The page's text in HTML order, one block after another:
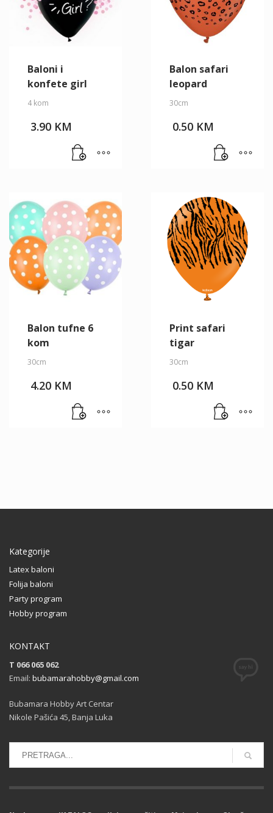
Baloni i
konfete girl
4 kom
3.90 KM
Balon safari
leopard
30cm
0.50 KM
Balon tufne 6
kom
30cm
4.20 KM
Print safari
tigar
30cm
0.50 KM
Kategorije
Latex baloni
Folija baloni
Party program
Hobby program
KONTAKT
T 066 065 062
Email: bubamarahobby@gmail.com
Bubamara Hobby Art Centar
Nikole Pašića 45, Banja Luka